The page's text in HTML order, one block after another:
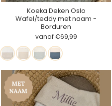
Koeka Deken Oslo
Wafel/teddy met naam -
Borduren
vanaf €69,99
Sand/pebble
Natural/pebble
Ocean
Aire
Oslo
Bluestone